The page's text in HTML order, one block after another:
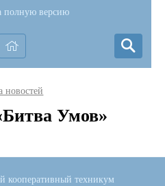
полную версию
новостей
Умов»
кооперативный техникум